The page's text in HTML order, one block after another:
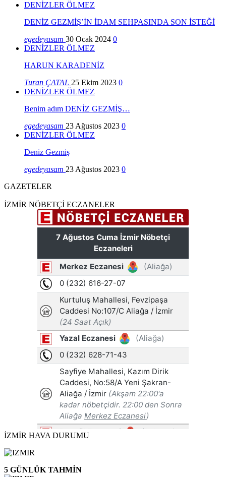
DENİZLER ÖLMEZ
DENİZ GEZMİŞ’İN İDAM SEHPASINDA SON İSTEĞİ
egedeyasam 30 Ocak 2024 0
DENİZLER ÖLMEZ
HARUN KARADENİZ
Turan ÇATAL 25 Ekim 2023 0
DENİZLER ÖLMEZ
Benim adım DENİZ GEZMİŞ…
egedeyasam 23 Ağustos 2023 0
DENİZLER ÖLMEZ
Deniz Gezmiş
egedeyasam 23 Ağustos 2023 0
GAZETELER
İZMİR NÖBETÇİ ECZANELER
İZMİR HAVA DURUMU
5 GÜNLÜK TAHMİN